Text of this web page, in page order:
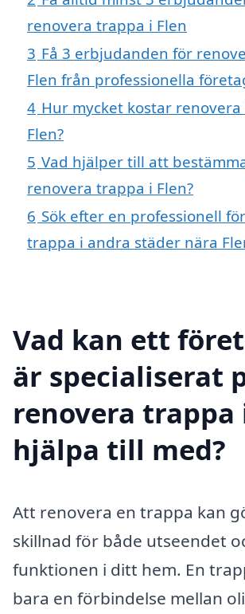
renovera trappa i Flen
3 Få 3 erbjudanden för
Flen från professionella
4 Hur mycket kostar
Flen?
5 Vad hjälper till att
renovera trappa i Flen?
6 Sök efter en professionell
trappa i andra städer nära
Vad kan ett
är specialiserat
renovera trappa
hjälpa till med?
Att renovera en trappa kan
skillnad för både utseendet
funktionen i ditt hem. En
bara en förbindelse mellan